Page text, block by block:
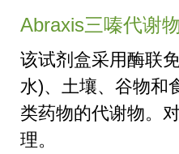
Abraxis三嗪代谢
该试剂盒采用酶联
水)、土壤、谷物和
类药物的代谢物。
理。